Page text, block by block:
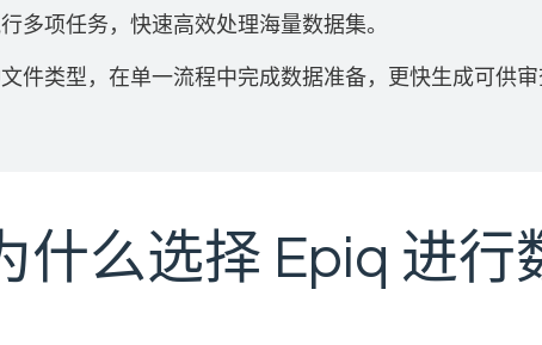
多项任务，快速高效处理海量数据集。
件类型，在单一流程中完成数据准备，更快生成可供
什么选择 Epiq 进行